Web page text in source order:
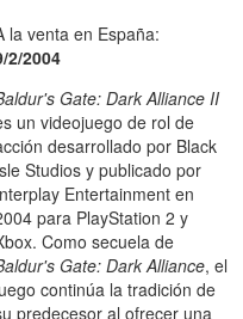
la venta en España:
2/2004
Gate: Dark Alliance II
un videojuego de rol de
desarrollado por Black
Studios y publicado por
Entertainment en
para PlayStation 2 y
Como secuela de
Gate: Dark Alliance, el
continúa la tradición de
predecesor al ofrecer una